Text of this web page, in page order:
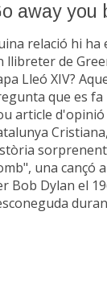
away you
relació hi ha
llibreter de
Lleó XIV?
que es
article
sorprenent
una cançó
Bob Dylan el